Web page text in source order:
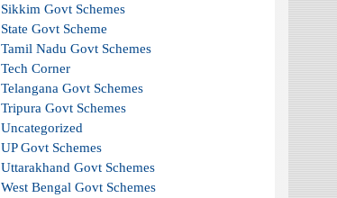
Sikkim Govt Schemes
State Govt Scheme
Tamil Nadu Govt Schemes
Tech Corner
Telangana Govt Schemes
Tripura Govt Schemes
Uncategorized
UP Govt Schemes
Uttarakhand Govt Schemes
West Bengal Govt Schemes